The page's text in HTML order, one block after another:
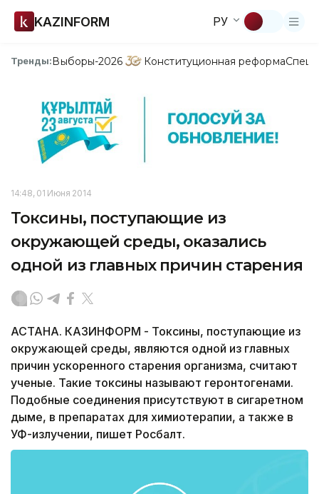
KAZINFORM РУ
Тренды:Выборы-2026 Конституционная реформа
14:48, 01 Июня 2014
Токсины, поступающие из
окружающей среды, оказались
одной из главных причин старения
АСТАНА. КАЗИНФОРМ - Токсины, поступающие из
окружающей среды, являются одной из главных
причин ускоренного старения организма, считают
ученые. Такие токсины называют геронтогенами.
Подобные соединения присутствуют в сигаретном
дыме, в препаратах для химиотерапии, а также в
УФ-излучении, пишет Росбалт.